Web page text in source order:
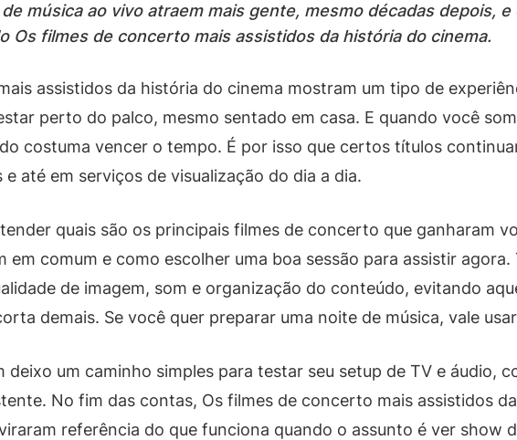
música ao vivo atraem mais gente, mesmo décadas depois,
Os filmes de concerto mais assistidos da história do cinema.
assistidos da história do cinema mostram um tipo de
perto do palco, mesmo sentado em casa. E quando você
costuma vencer o tempo. É por isso que certos títulos
e até em serviços de visualização do dia a dia.
quais são os principais filmes de concerto que ganharam
em comum e como escolher uma boa sessão para assistir
de imagem, som e organização do conteúdo, evitando
demais. Se você quer preparar uma noite de música, vale
deixo um caminho simples para testar seu setup de TV e áudio,
No fim das contas, Os filmes de concerto mais assistidos
referência do que funciona quando o assunto é ver show